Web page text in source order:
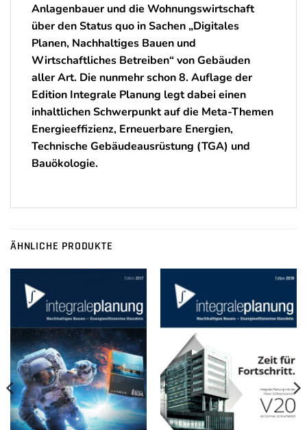
Anlagenbauer und die Wohnungswirtschaft
über den Status quo in Sachen „Digitales
Planen, Nachhaltiges Bauen und
Wirtschaftliches Betreiben“ von Gebäuden
aller Art. Die nunmehr schon 8. Auflage der
Edition Integrale Planung legt dabei einen
inhaltlichen Schwerpunkt auf die Meta-Themen
Energieeffizienz, Erneuerbare Energien,
Technische Gebäudeausrüstung (TGA) und
Bauökologie.
ÄHNLICHE PRODUKTE